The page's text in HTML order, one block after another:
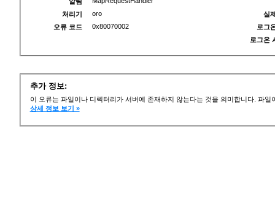
처리기
oro
오류 코드
0x80070002
실
로그
로그온
추가 정보:
이 오류는 파일이나 디렉터리가 서버에 존재하지 않는다는 것을 의미합니다. 파
상세 정보 보기 »